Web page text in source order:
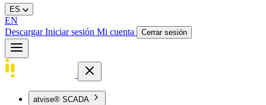
ES
EN
DescargarIniciar sesión Mi cuenta Cerrar sesión
atvise® SCADA